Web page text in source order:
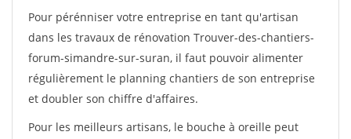
Pour pérénniser votre entreprise en tant qu'artisan
dans les travaux de rénovation Trouver-des-chantiers-
forum-simandre-sur-suran, il faut pouvoir alimenter
régulièrement le planning chantiers de son entreprise
et doubler son chiffre d'affaires.
Pour les meilleurs artisans, le bouche à oreille peut